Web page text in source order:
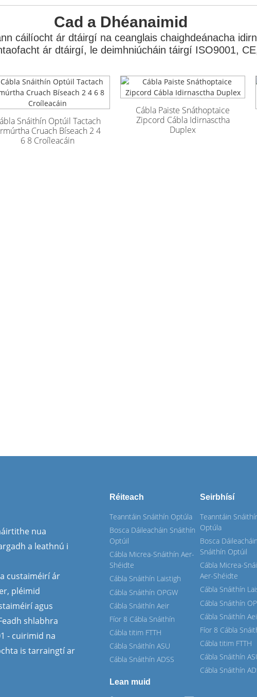
Cad a Dhéanaimid
cáilíocht ár dtáirgí na ceanglais chaighdeánacha
ár dtáirgí, le deimhniúcháin táirgí ISO9001,
Snáithín Optúil Tactach
Cruach Bíseach 2 4
6 8 Croíleacáin
Cábla Paiste Snáthoptaice
Zipcord Cábla Idirnasctha
Duplex
nua
a leathnú i
custaiméirí ár
pléimid
agus
shlabhra
- cuirimid na
is tarraingtí ar
Réiteach
Teanntáin Snáithín Optúla
Bosca Dáileacháin Snáithín
Optúil
Cábla Micrea-Snáithín Aer-
Shéidte
Cábla Snáithín Laistigh
Cábla Snáithín OPGW
Cábla Snáithín Aeir
Fíor 8 Cábla Snáithín
Cábla titim FTTH
Cábla Snáithín ASU
Cábla Snáithín ADSS
Seirbhísí
Teanntáin
Optúla
Bosca Dáileacháin
Snáithín Optúil
Cábla Micrea-
Aer-Shéidte
Cábla Snáithín
Cábla Snáithín
Cábla Snáithín
Fíor 8 Cábla
Cábla titim FTTH
Cábla Snáithín
Cábla Snáithín
Lean muid